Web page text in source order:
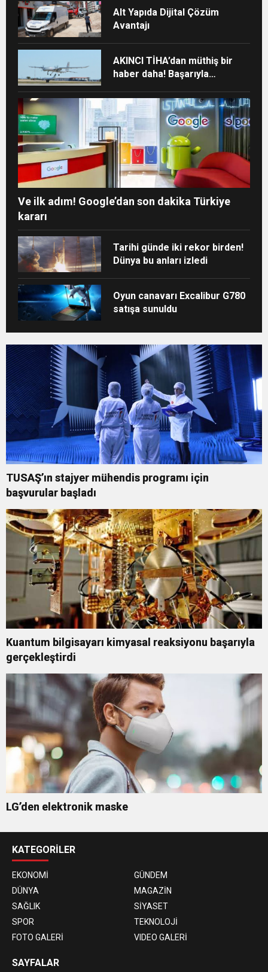
Alt Yapıda Dijital Çözüm
Avantajı
AKINCI TİHA’dan müthiş bir
haber daha! Başarıyla
Ve ilk adım! Google’dan son dakika Türkiye
kararı
Tarihi günde iki rekor birden!
Dünya bu anları izledi
Oyun canavarı Excalibur G780
satışa sunuldu
TUSAŞ’ın stajyer mühendis programı için
başvurular başladı
Kuantum bilgisayarı kimyasal reaksiyonu başarıyla
gerçekleştirdi
LG’den elektronik maske
KATEGORİLER
EKONOMİ
GÜNDEM
DÜNYA
MAGAZİN
SAĞLIK
SİYASET
SPOR
TEKNOLOJİ
FOTO GALERİ
VIDEO GALERİ
SAYFALAR